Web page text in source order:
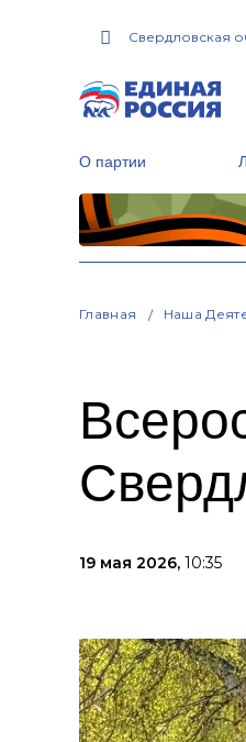
Свердловская
О партии
Главная Наша
19 мая 2026, 10:35